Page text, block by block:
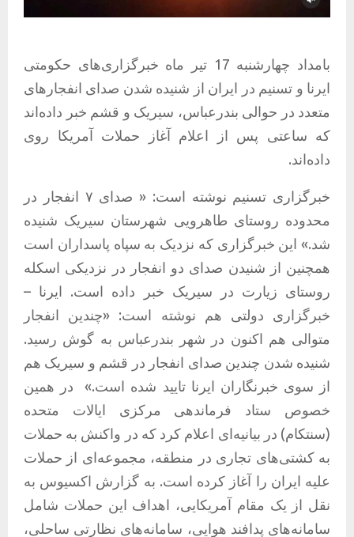
بامداد چهارشنبه 17 تیر ماه خبرگزاری‌های حکومتی
ایرنا و تسنیم در ایران از شنیده شدن صدای انفجارهای
متعدد در حوالی بندرعباس، سیریک و قشم خبر داده‌اند
که ساعتی پس از اعلام آغاز حملات آمریکا روی
داده‌اند.
خبرگزاری تسنیم نوشته است: « صدای ۷ انفجار در
محدوده روستای طاهرویی شهرستان سیریک شنیده
شد.» این خبرگزاری که نزدیک به سپاه پاسداران است
همچنین از شنیدن صدای دو انفجار در نزدیکی اسکله
روستای زیارت در سیریک خبر داده است. ایرنا –
خبرگزاری دولتی هم نوشته است: «چندین انفجار
متوالی هم اکنون در شهر بندرعباس به گوش رسید.
شنیده شدن چندین صدای انفجار در قشم و سیریک هم
از سوی خبرنگاران ایرنا تایید شده است.»
در همین
خصوص ستاد فرماندهی مرکزی ایالات متحده
(سنتکام) در بیانیه‌ای اعلام کرد که در واکنش به حملات
به کشتی‌های تجاری در منطقه، مجموعه‌ای از حملات
علیه ایران را آغاز کرده است. به گزارش اکسیوس به
نقل از یک مقام آمریکایی، اهداف این حملات شامل
سامانه‌های پدافند هوایی، سامانه‌های نظارتی ساحلی،